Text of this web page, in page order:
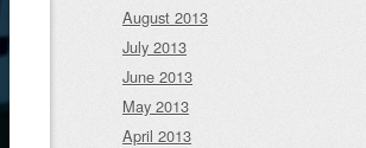
August 2013
July 2013
June 2013
May 2013
April 2013